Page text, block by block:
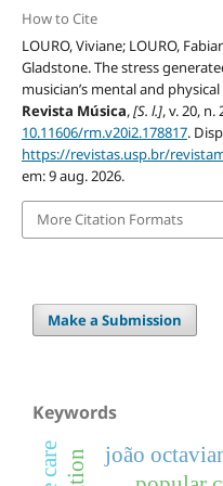
How to Cite
LOURO, Viviane; LOURO,
Gladstone. The stress
musician’s mental and
Revista Música,[S. l.], v. 20, n.
10.11606/rm.v20i2.178817.
https://revistas.usp.br/
em: 9 aug. 2026.
More Citation Formats
Make a Submission
Keywords
joão